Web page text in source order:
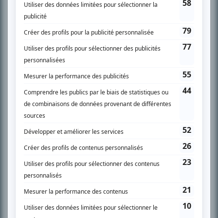
SUR LE RÉSEAU BIZZ MÉDIA
Accueil
Liste des oeuvres
Liste des comédiens
Recherche avancée
À propos
Nous contacter
Termes et conditions
Politique de confidentialité